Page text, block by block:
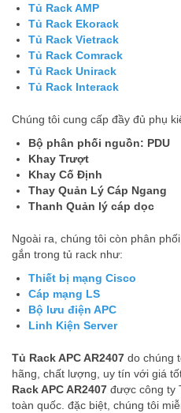
Tủ Rack AMP
Tủ Rack Ekorack
Tủ Rack Vietrack
Tủ Rack Comrack
Tủ Rack Unirack
Tủ Rack Interack
Chúng tôi cung cấp đầy đủ phụ
Bộ phân phối nguồn: PDU
Khay Trượt
Khay Cố Định
Thay Quản Lý Cáp Ngang
Thanh Quản lý cáp dọc
Ngoài ra, chúng tôi còn phân
gắn trong tủ rack như:
Thiết bị mạng Cisco
Cáp mạng LS
Bộ lưu điện APC
Linh Kiện Server
Tủ Rack APC AR2407 do chúng
hãng, chất lượng, uy tín với giá
Rack APC AR2407 được công ty
toàn quốc. đặc biệt, chúng tôi